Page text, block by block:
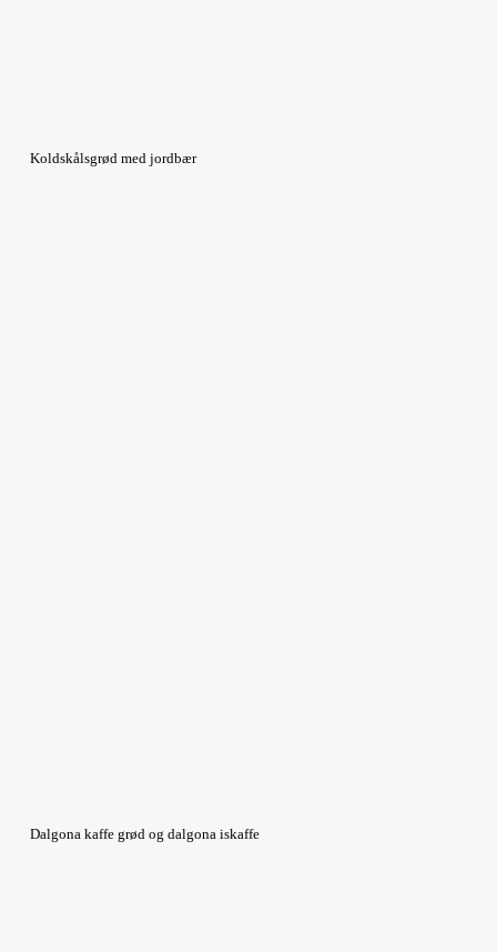
Koldskålsgrød med jordbær
Dalgona kaffe grød og dalgona iskaffe